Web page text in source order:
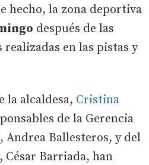
hecho, la zona deportiva
después de las
en las pistas y
la alcaldesa, Cristina
de la Gerencia
Andrea Ballesteros, y del
César Barriada, han